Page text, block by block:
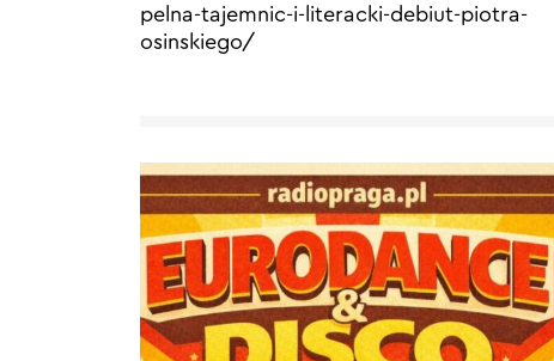
pelna-tajemnic-i-literacki-debiut-piotra-
osinskiego/